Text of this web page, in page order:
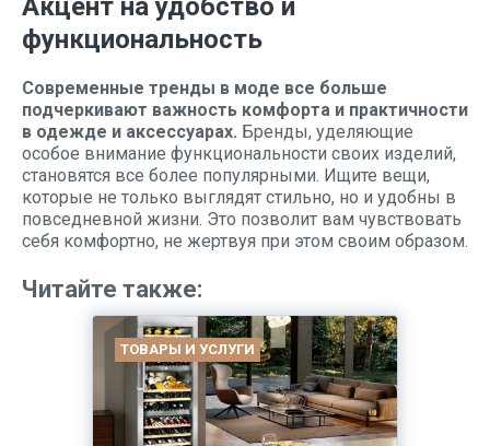
Акцент на удобство и
функциональность
Современные тренды в моде все больше
подчеркивают важность комфорта и практичности
в одежде и аксессуарах. Бренды, уделяющие
особое внимание функциональности своих изделий,
становятся все более популярными. Ищите вещи,
которые не только выглядят стильно, но и удобны в
повседневной жизни. Это позволит вам чувствовать
себя комфортно, не жертвуя при этом своим образом.
Читайте также:
ТОВАРЫ И УСЛУГИ